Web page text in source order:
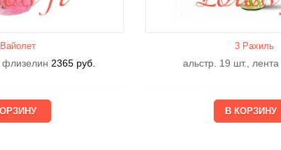
флизелин 2365 руб.
3 Рахиль
альстр. 19 шт., лента